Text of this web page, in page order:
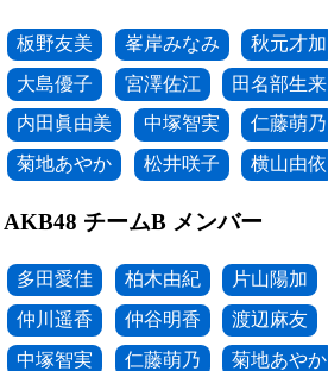
板野友美 峯岸みなみ 秋元才加
大島優子
宮澤佐江 田名部生来
内田眞由美
中塚智実 仁藤萌乃
菊地あやか
松井咲子 横山由依
AKB48 チームB メンバー
多田愛佳 柏木由紀 片山陽加
仲川遥香
仲谷明香 渡辺麻友
中塚智実
仁藤萌乃 菊地あやか